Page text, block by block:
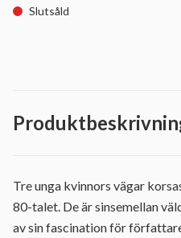
Slutsåld
Tre unga kvinnors vägar
80-talet. De är sinsemellan
av sin fascination för